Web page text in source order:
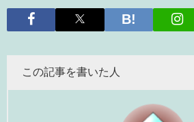
この記事を書いた人